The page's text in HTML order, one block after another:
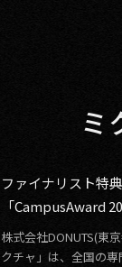
ミ
ファイナリスト特
「CampusAward
株式会社DONUTS(東
クチャ」は、全国の